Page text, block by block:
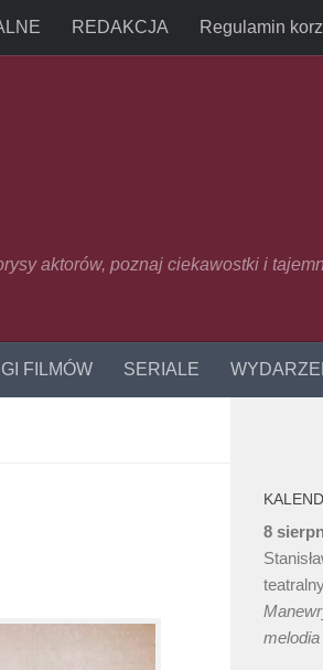
REDAKCJA Regulamin
aktorów, poznaj ciekawostki i
FILMÓW SERIALE
8
melodia